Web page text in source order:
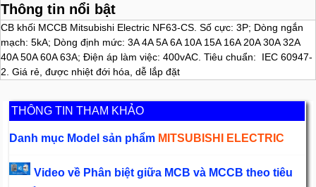
Thông tin nổi bật
CB khối MCCB Mitsubishi Electric NF63-CS. Số cực: 3P; Dòng ngắn
mạch: 5kA; Dòng định mức: 3A 4A 5A 6A 10A 15A 16A 20A 30A 32A
40A 50A 60A 63A; Điện áp làm việc: 400vAC. Tiêu chuẩn: IEC 60947-
2. Giá rẻ, được nhiệt đới hóa, dễ lắp đặt
THÔNG TIN THAM KHẢO
Danh mục Model sản phẩm MITSUBISHI ELECTRIC
Video về Phân biệt giữa MCB và MCCB theo tiêu